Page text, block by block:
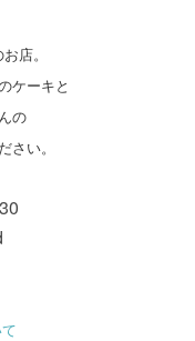
店。
ケーキと
の
さい。